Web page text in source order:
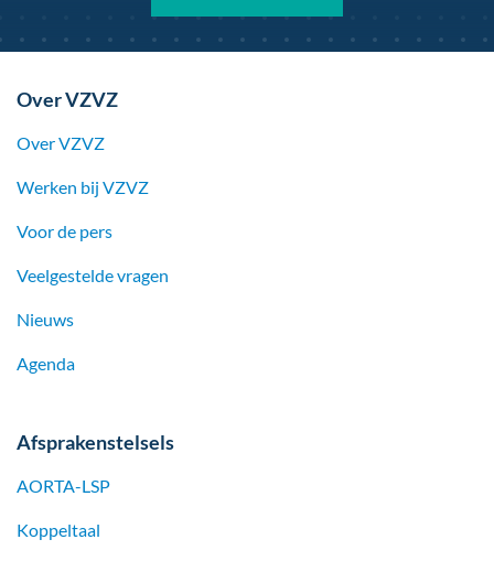
Over VZVZ
Over VZVZ
Werken bij VZVZ
Voor de pers
Veelgestelde vragen
Nieuws
Agenda
Afsprakenstelsels
AORTA-LSP
Koppeltaal